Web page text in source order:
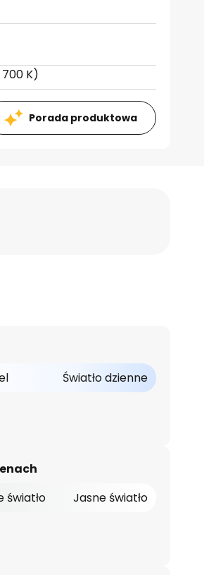
K)
Porada produktowa
Światło dzienne
światło Jasne światło